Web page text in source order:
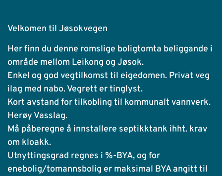
Velkomen til Jøsokvegen
Her finn du denne romslige boligtomta beliggande i
område mellom Leikong og Jøsok.
Enkel og god vegtilkomst til eigedomen. Privat veg
ilag med nabo. Vegrett er tinglyst.
Kort avstand for tilkobling til kommunalt vannverk.
Herøy Vasslag.
Må påberegne å innstallere septikktank ihht. krav
om kloakk.
Utnyttingsgrad regnes i %-BYA, og for
enebolig/tomannsbolig er maksimal BYA angitt til